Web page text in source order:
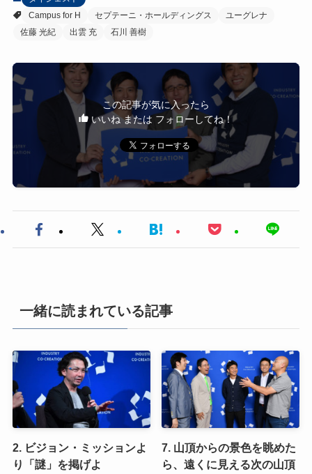
Campus for H
セプテーニ・ホールディングス
ユーグレナ
佐藤 光紀
出雲 充 石川 善樹
この記事が気に入ったら
いいね または フォローしてね！
一緒に読まれている記事
2. ビジョン・ミッションよ
り「謎」を掲げよ
7. 山頂からの景色を眺めた
ら、遠くに見える次の山頂